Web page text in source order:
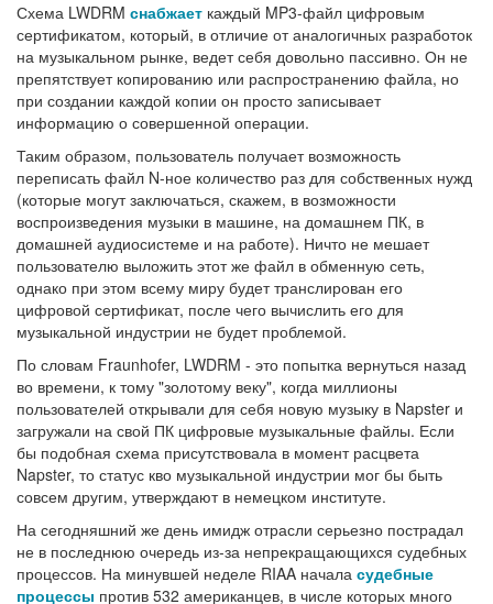
Схема LWDRM снабжает каждый MP3-файл цифровым
сертификатом, который, в отличие от аналогичных разработок
на музыкальном рынке, ведет себя довольно пассивно. Он не
препятствует копированию или распространению файла, но
при создании каждой копии он просто записывает
информацию о совершенной операции.
Таким образом, пользователь получает возможность
переписать файл N-ное количество раз для собственных нужд
(которые могут заключаться, скажем, в возможности
воспроизведения музыки в машине, на домашнем ПК, в
домашней аудиосистеме и на работе). Ничто не мешает
пользователю выложить этот же файл в обменную сеть,
однако при этом всему миру будет транслирован его
цифровой сертификат, после чего вычислить его для
музыкальной индустрии не будет проблемой.
По словам Fraunhofer, LWDRM - это попытка вернуться назад
во времени, к тому "золотому веку", когда миллионы
пользователей открывали для себя новую музыку в Napster и
загружали на свой ПК цифровые музыкальные файлы. Если
бы подобная схема присутствовала в момент расцвета
Napster, то статус кво музыкальной индустрии мог бы быть
совсем другим, утверждают в немецком институте.
На сегодняшний же день имидж отрасли серьезно пострадал
не в последнюю очередь из-за непрекращающихся судебных
процессов. На минувшей неделе RIAA начала судебные
процессы против 532 американцев, в числе которых много